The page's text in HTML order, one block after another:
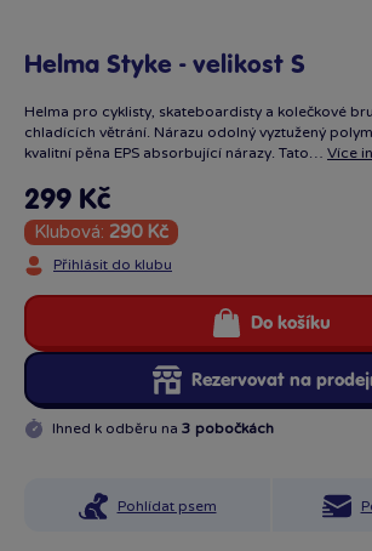
Helma Styke - velikost S
Helma pro cyklisty, skateboardisty a kolečkové
chladících větrání. Nárazu odolný vyztužený
kvalitní pěna EPS absorbující nárazy. Tato… Více
299 Kč
Klubová: 290 Kč
Přihlásit do klubu
Rezervovat na
Do košíku
Ihned k odběru na 3 pobočkách
Pohlídat psem